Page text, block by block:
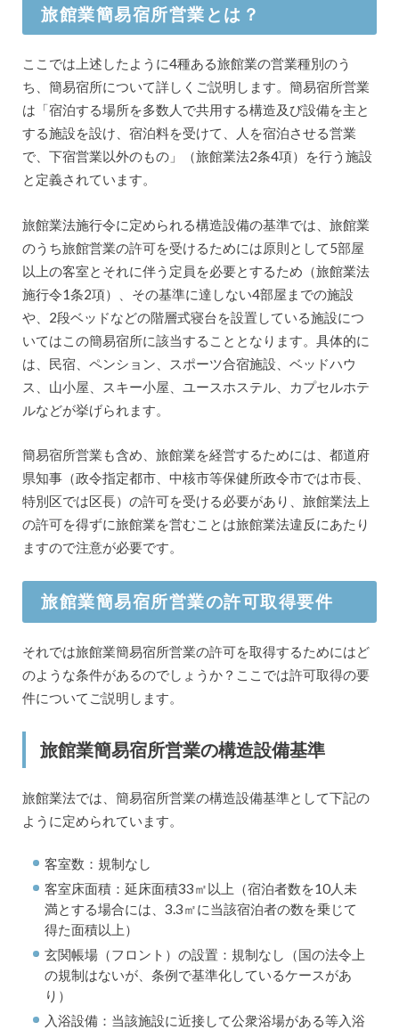
旅館業簡易宿所営業とは？
ここでは上述したように4種ある旅館業の営業種別のう
ち、簡易宿所について詳しくご説明します。簡易宿所営業
は「宿泊する場所を多数人で共用する構造及び設備を主と
する施設を設け、宿泊料を受けて、人を宿泊させる営業
で、下宿営業以外のもの」（旅館業法2条4項）を行う施設
と定義されています。
旅館業法施行令に定められる構造設備の基準では、旅館業
のうち旅館営業の許可を受けるためには原則として5部屋
以上の客室とそれに伴う定員を必要とするため（旅館業法
施行令1条2項）、その基準に達しない4部屋までの施設
や、2段ベッドなどの階層式寝台を設置している施設につ
いてはこの簡易宿所に該当することとなります。具体的に
は、民宿、ペンション、スポーツ合宿施設、ベッドハウ
ス、山小屋、スキー小屋、ユースホステル、カプセルホテ
ルなどが挙げられます。
簡易宿所営業も含め、旅館業を経営するためには、都道府
県知事（政令指定都市、中核市等保健所政令市では市長、
特別区では区長）の許可を受ける必要があり、旅館業法上
の許可を得ずに旅館業を営むことは旅館業法違反にあたり
ますので注意が必要です。
旅館業簡易宿所営業の許可取得要件
それでは旅館業簡易宿所営業の許可を取得するためにはど
のような条件があるのでしょうか？ここでは許可取得の要
件についてご説明します。
旅館業簡易宿所営業の構造設備基準
旅館業法では、簡易宿所営業の構造設備基準として下記の
ように定められています。
客室数：規制なし
客室床面積：延床面積33㎡以上（宿泊者数を10人未
満とする場合には、3.3㎡に当該宿泊者の数を乗じて
得た面積以上）
玄関帳場（フロント）の設置：規制なし（国の法令上
の規制はないが、条例で基準化しているケースがあ
り）
入浴設備：当該施設に近接して公衆浴場がある等入浴